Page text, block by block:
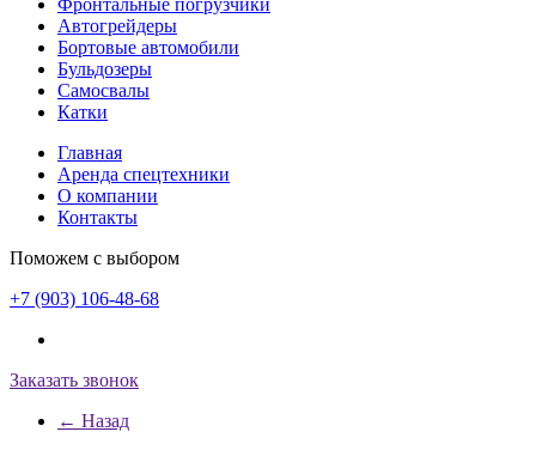
Фронтальные погрузчики
Автогрейдеры
Бортовые автомобили
Бульдозеры
Самосвалы
Катки
Главная
Аренда спецтехники
О компании
Контакты
Поможем с выбором
+7 (903) 106-48-68
Заказать звонок
← Назад